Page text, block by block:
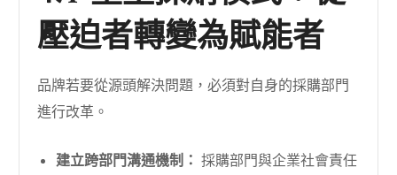
壓迫者轉變為賦能者
品牌若要從源頭解決問題，必須對自身的採購部門
進行改革。
建立跨部門溝通機制： 採購部門與企業社會責任